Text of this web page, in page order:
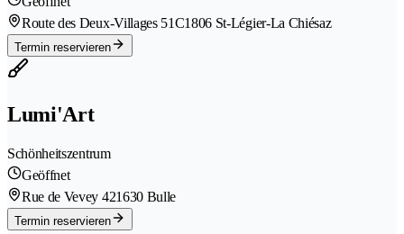
Route des Deux-Villages 51C1806 St-Légier-La Chiésaz
Termin reservieren
Lumi'Art
Schönheitszentrum
Geöffnet
Rue de Vevey 421630 Bulle
Termin reservieren